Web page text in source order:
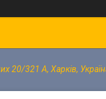
20/321 А, Харків,